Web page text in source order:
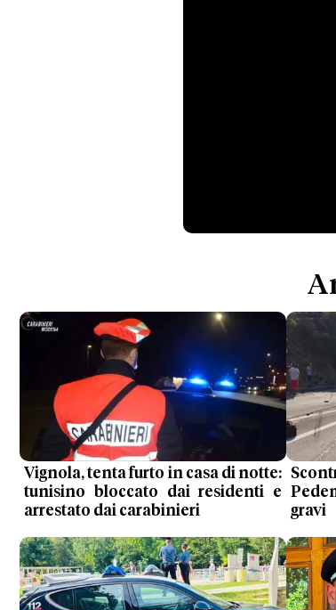
Vignola, tenta furto in casa di notte:
tunisino bloccato dai residenti e
arrestato dai carabinieri
gravi